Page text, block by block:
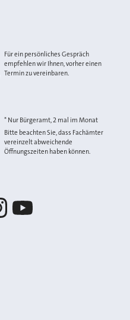
Für ein persönliches Gespräch
empfehlen wir Ihnen, vorher einen
Termin zu vereinbaren.
* Nur Bürgeramt, 2 mal im Monat
Bitte beachten Sie, dass Fachämter
vereinzelt abweichende
Öffnungszeiten haben können.